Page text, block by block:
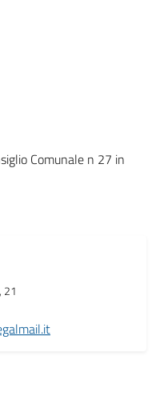
Comunale n 27 in
21